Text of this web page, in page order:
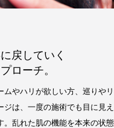
戻していく
ローチ。
ムやハリが欲しい方、巡りや
ジは、一度の施術でも目に見
。乱れた肌の機能を本来の状